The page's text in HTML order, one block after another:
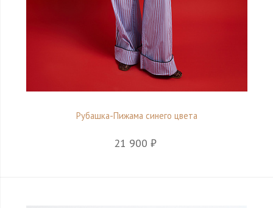
Рубашка-Пижама синего цвета
21 900 ₽